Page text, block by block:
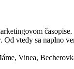
Od vtedy sa naplno
Vinea,